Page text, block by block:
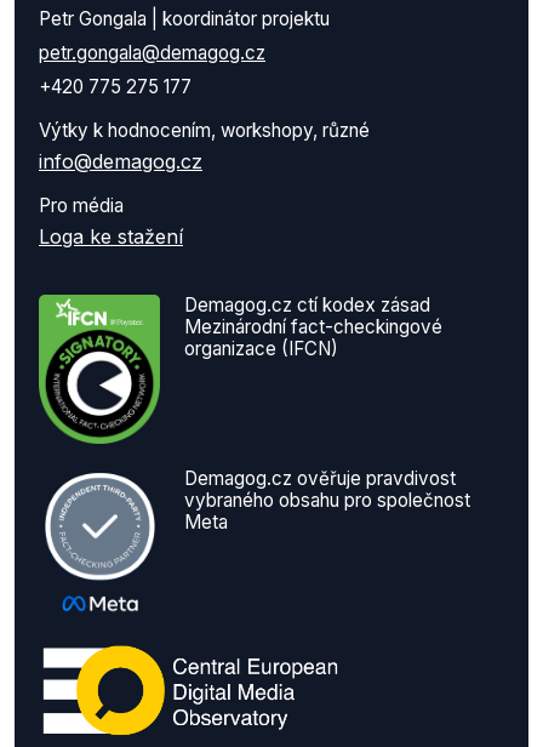
Petr Gongala | koordinátor projektu
petr.gongala@demagog.cz
+420 775 275 177
Výtky k hodnocením, workshopy, různé
info@demagog.cz
Pro média
Loga ke stažení
Demagog.cz ctí kodex zásad
Mezinárodní fact-checkingové
organizace (IFCN)
Demagog.cz ověřuje pravdivost
vybraného obsahu pro společnost
Meta